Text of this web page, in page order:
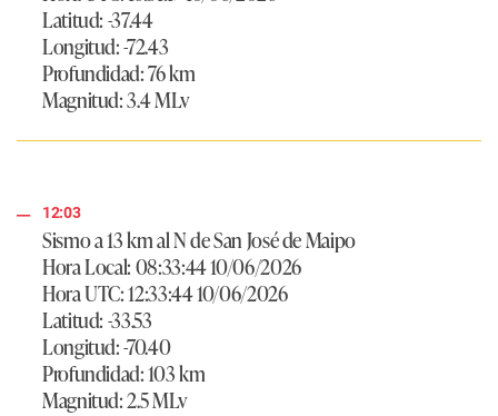
Latitud: -37.44
Longitud: -72.43
Profundidad: 76 km
Magnitud: 3.4 MLv
12:03
Sismo a 13 km al N de San José de Maipo
Hora Local: 08:33:44 10/06/2026
Hora UTC: 12:33:44 10/06/2026
Latitud: -33.53
Longitud: -70.40
Profundidad: 103 km
Magnitud: 2.5 MLv